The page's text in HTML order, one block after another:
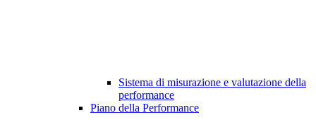
Sistema di misurazione e valutazione della
performance
Piano della Performance